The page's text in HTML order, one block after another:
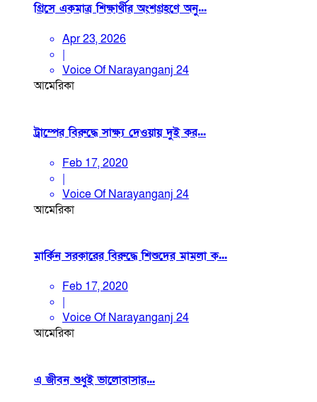
গ্রিসে একমাত্র শিক্ষার্থীর অংশগ্রহণে অনু...
Apr 23, 2026
|
Voice Of Narayanganj 24
আমেরিকা
ট্রাম্পের বিরুদ্ধে সাক্ষ্য দেওয়ায় দুই কর...
Feb 17, 2020
|
Voice Of Narayanganj 24
আমেরিকা
মার্কিন সরকারের বিরুদ্ধে শিশুদের মামলা ক...
Feb 17, 2020
|
Voice Of Narayanganj 24
আমেরিকা
এ জীবন শুধুই ভালোবাসার...